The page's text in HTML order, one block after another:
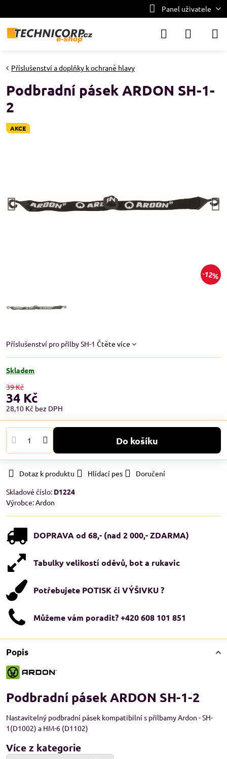
Panel uživatele
AKCE
12%
Příslušenství a doplňky k ochraně hlavy
Podbradní pásek ARDON SH-1-
2
Příslušenství pro přilby SH-1 Čtěte více
Skladem
39 Kč
34 Kč
28,10 Kč bez DPH
Do košíku
Dotaz k produktu Hlídací pes
Doručení
Skladové číslo: D1224
Výrobce:Ardon
DOPRAVA od 68,- (nad 2 000,- ZDARMA)
Tabulky velikostí oděvů, bot a rukavic
Potřebujete POTISK či VÝŠIVKU ?
Můžeme vám poradit? +420 608 101 851
Popis
Podbradní pásek ARDON SH-1-2
Nastavitelný podbradní pásek kompatibilní s přilbamy Ardon - SH-
1(D1002) a HM-6 (D1102)
Více z kategorie